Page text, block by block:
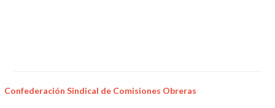
Confederación Sindical de Comisiones Obreras